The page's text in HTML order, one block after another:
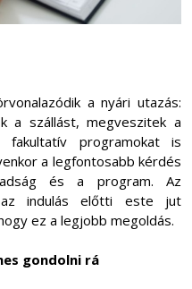
a nyári utazás:
a szállást, megveszitek a
programokat is
a legfontosabb kérdés
és a program. Az
az indulás előtti este jut
ez a legjobb megoldás.
gondolni rá